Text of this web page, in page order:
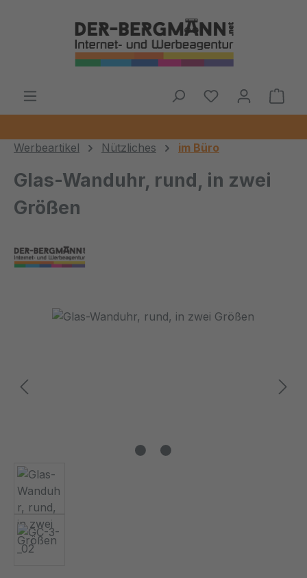
Werbeartikel Nützliches im Büro
Glas-Wanduhr, rund, in zwei
Größen
Bildergalerie überspringen